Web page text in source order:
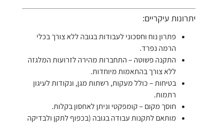
יתרונות עיקריים:
פתרון נוח וחסכוני לעבודות בגובה ללא צורך בכלי
הרמה נפרד.
התקנה פשוטה – התחברות מהירה לזרועות המלגזה
ללא צורך בהתאמות מיוחדות.
בטיחות – כולל מעקות, רשתות מגן, ונקודות לעיגון
רתמות.
חוסך מקום – קומפקטי וניתן לאחסון בקלות.
מותאם לתקנות עבודה בגובה (בכפוף לתקן ולבדיקה